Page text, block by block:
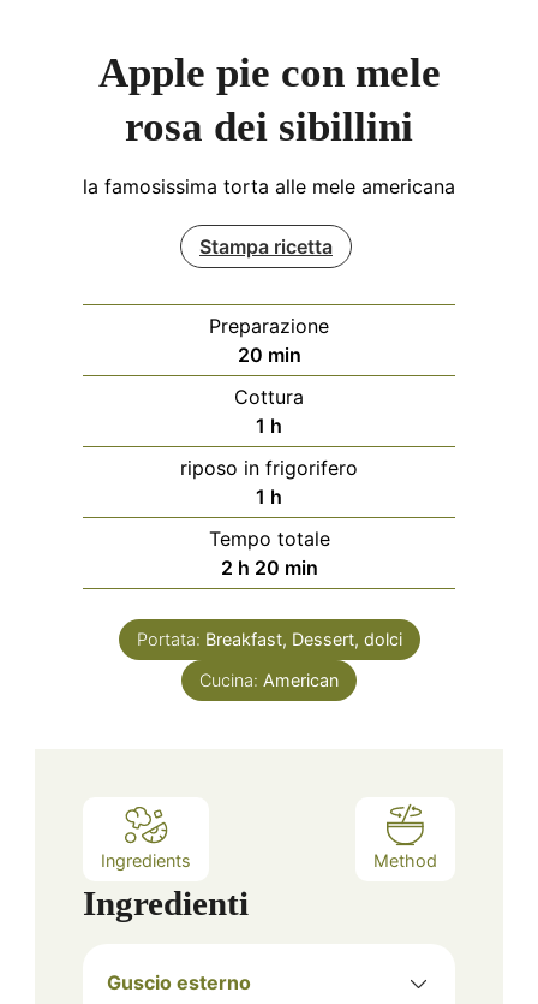
Apple pie con mele
rosa dei sibillini
la famosissima torta alle mele americana
Stampa ricetta
Preparazione
20minuti
min
Cottura
1 ora
h
riposo in frigorifero
1 ora
h
Tempo totale
2ore
h 20minuti
min
Portata: Breakfast, Dessert, dolci
Cucina: American
Ingredients Method
Ingredienti
Guscio esterno